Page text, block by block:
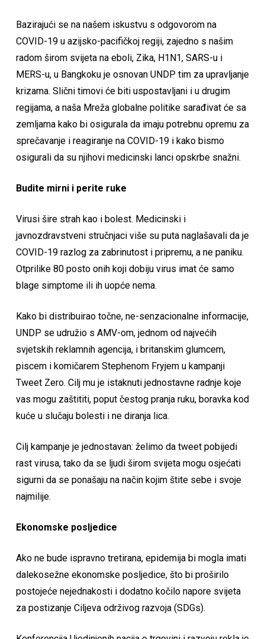
Bazirajući se na našem iskustvu s odgovorom na
COVID-19 u azijsko-pacifičkoj regiji, zajedno s našim
radom širom svijeta na eboli, Zika, H1N1, SARS-u i
MERS-u, u Bangkoku je osnovan UNDP tim za upravljanje
krizama. Slični timovi će biti uspostavljani i u drugim
regijama, a naša Mreža globalne politike sarađivat će sa
zemljama kako bi osigurala da imaju potrebnu opremu za
sprečavanje i reagiranje na COVID-19 i kako bismo
osigurali da su njihovi medicinski lanci opskrbe snažni.
Budite mirni i perite ruke
Virusi šire strah kao i bolest. Medicinski i
javnozdravstveni stručnjaci više su puta naglašavali da je
COVID-19 razlog za zabrinutost i pripremu, a ne paniku.
Otprilike 80 posto onih koji dobiju virus imat će samo
blage simptome ili ih uopće nema.
Kako bi distribuirao točne, ne-senzacionalne informacije,
UNDP se udružio s AMV-om, jednom od najvećih
svjetskih reklamnih agencija, i britanskim glumcem,
piscem i komičarem Stephenom Fryjem u kampanji
Tweet Zero. Cilj mu je istaknuti jednostavne radnje koje
vas mogu zaštititi, poput čestog pranja ruku, boravka kod
kuće u slučaju bolesti i ne diranja lica.
Cilj kampanje je jednostavan: želimo da tweet pobijedi
rast virusa, tako da se ljudi širom svijeta mogu osjećati
sigurni da se ponašaju na način kojim štite sebe i svoje
najmilije.
Ekonomske posljedice
Ako ne bude ispravno tretirana, epidemija bi mogla imati
dalekosežne ekonomske posljedice, što bi proširilo
postojeće nejednakosti i dodatno kočilo napore svijeta
za postizanje Ciljeva održivog razvoja (SDGs).